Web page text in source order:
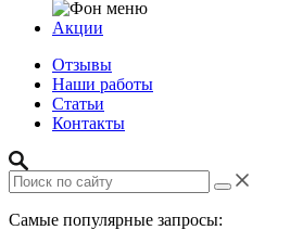
Акции
Отзывы
Наши работы
Статьи
Контакты
Самые популярные запросы: